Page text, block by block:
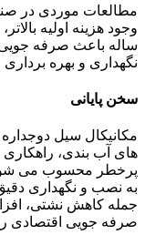
مطالعات موردی در
نگهداری و بهره
سخن پایانی
مکانیکال سیل
های آب بندی،
پرخطر محسوب می شود.
به نصب و نگهداری
جمله کاهش نشتی،
صرفه جویی اقتصادی را